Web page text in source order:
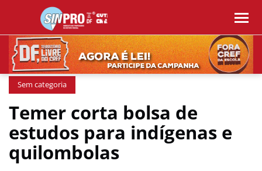
Sem categoria
Temer corta bolsa de
estudos para indígenas e
quilombolas